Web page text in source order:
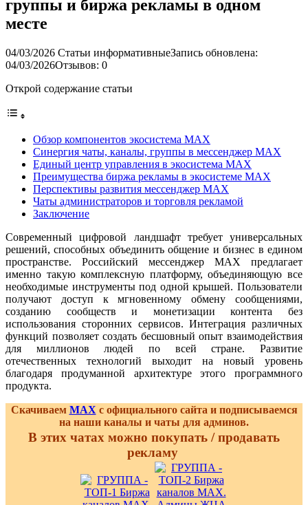
группы и биржа рекламы в одном
месте
04/03/2026 Статьи информативныеЗапись обновлена:
04/03/2026Отзывов: 0
Открой содержание статьи
Обзор компонентов экосистема MAX
Синергия чаты, каналы, группы в мессенджер MAX
Единый центр управления в экосистема MAX
Преимущества биржа рекламы в экосистеме MAX
Перспективы развития мессенджер MAX
Чаты администраторов и торговля рекламой
Заключение
Современный цифровой ландшафт требует универсальных
решений, способных объединить общение и бизнес в едином
пространстве. Российский мессенджер MAX предлагает
именно такую комплексную платформу, объединяющую все
необходимые инструменты под одной крышей. Пользователи
получают доступ к мгновенному обмену сообщениями,
созданию сообществ и монетизации контента без
использования сторонних сервисов. Интеграция различных
функций позволяет создать бесшовный опыт взаимодействия
для миллионов людей по всей стране. Развитие
отечественных технологий выходит на новый уровень
благодаря продуманной архитектуре этого программного
продукта.
Скачиваем MAX с официального сайта и подписываемся
на наши каналы и чаты для админов.
В этих чатах можно покупать / продавать
рекламу